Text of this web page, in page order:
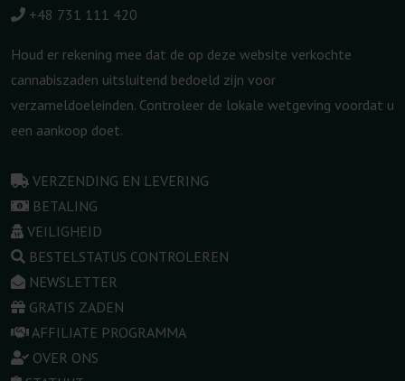
+48 731 111 420
Houd er rekening mee dat de op deze website verkochte
cannabiszaden uitsluitend bedoeld zijn voor
verzameldoeleinden. Controleer de lokale wetgeving voordat u
een aankoop doet.
VERZENDING EN LEVERING
BETALING
VEILIGHEID
BESTELSTATUS CONTROLEREN
NEWSLETTER
GRATIS ZADEN
AFFILIATE PROGRAMMA
OVER ONS